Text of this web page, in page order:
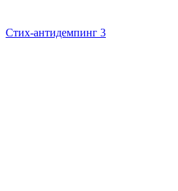
Стих-антидемпинг 3